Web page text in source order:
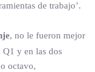
de trabajo’.
, no le fueron mejor
Q1 y en las dos
octavo,